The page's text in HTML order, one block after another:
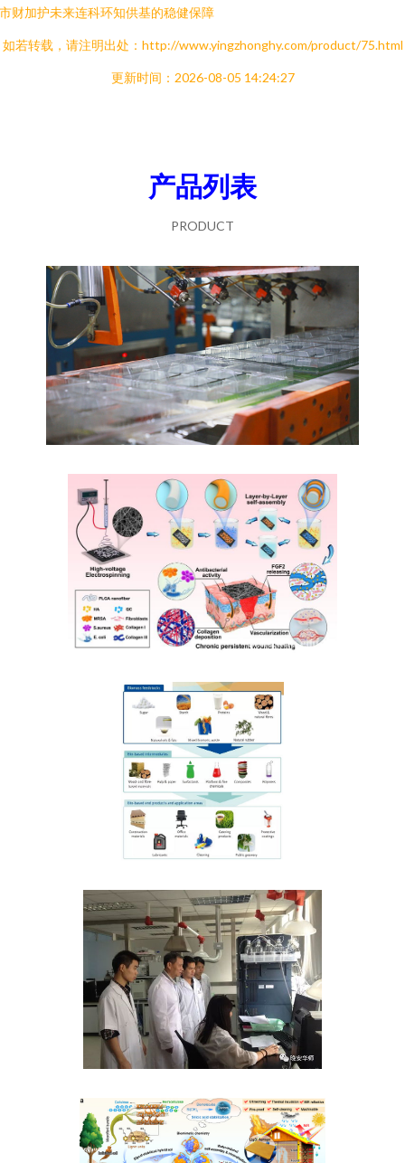
财加护未来连科环知供基的稳健保障
如若转载，请注明出处：http://www.yingzhonghy.com/product/75.html
更新时间：2026-08-05 14:24:27
产品列表
PRODUCT